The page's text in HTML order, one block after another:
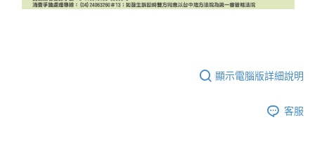
顯示電腦版詳細說明
客服